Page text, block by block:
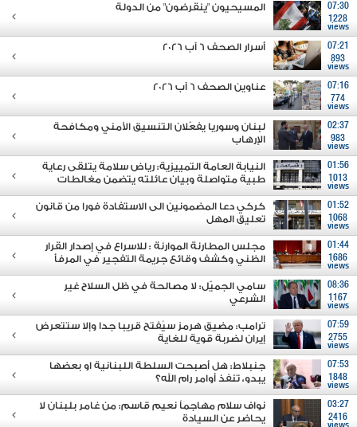
07:30
1228
views
المسيحيون "ينقرضون" من الدولة
07:21
893
views
أسرار الصحف 6 آب 2026
07:16
774
views
عناوين الصحف 6 آب 2026
02:37
983
views
لبنان وسوريا يفعّلان التنسيق الأمني ومكافحة
الإرهاب
01:56
1013
views
النيابة العامة التمييزية: رياض سلامة يتلقى رعاية
طبية متواصلة وبيان عائلته يتضمن مغالطات
01:52
1068
views
كركي دعا المضمونين الى الاستفادة فورا من قانون
تعليق المهل
01:44
1686
views
مجلس المطارنة الموارنة : للاسراع في إصدار القرار
الظني وكشف وقائع جريمة التفجير في المرفأ
08:36
1167
views
سامي الجميّل: لا مصالحة في ظل السلاح غير
الشرعي
07:59
2755
views
ترامب: مضيق هرمز سيُفتح قريبا جدا وإلا ستتعرض
إيران لضربة قوية للغاية
07:53
1848
views
جنبلاط: هل أصبحت السلطة اللبنانية او بعضها
يبدو، تنفذ أوامر رام الله؟
03:27
2416
نواف سلام مهاجماً نعيم قاسم: من غامر بلبنان لا
يحاضر عن السيادة